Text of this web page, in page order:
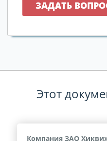
Этот
Компания ЗАО